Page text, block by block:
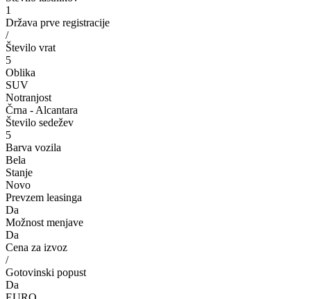
1
Država prve registracije
/
Število vrat
5
Oblika
SUV
Notranjost
Črna - Alcantara
Število sedežev
5
Barva vozila
Bela
Stanje
Novo
Prevzem leasinga
Da
Možnost menjave
Da
Cena za izvoz
/
Gotovinski popust
Da